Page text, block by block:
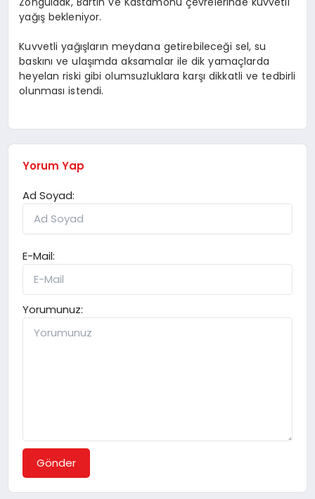
yağış bekleniyor.
Kuvvetli yağışların meydana getirebileceği sel, su
baskını ve ulaşımda aksamalar ile dik yamaçlarda
heyelan riski gibi olumsuzluklara karşı dikkatli ve tedbirli
olunması istendi.
Yorum Yap
Ad Soyad:
E-Mail:
Yorumunuz:
Gönder